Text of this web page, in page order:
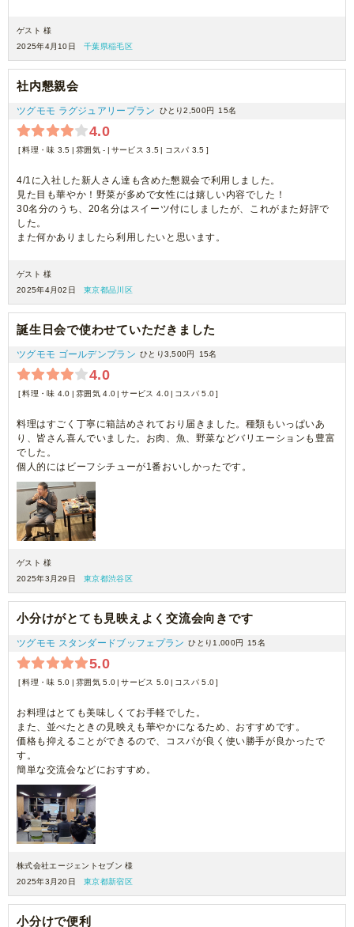
ゲスト 様
2025年4月10日
千葉県稲毛区
社内懇親会
ツグモモ ラグジュアリープラン ひとり2,500円 15名
4.0
料理・味 3.5 雰囲気 - サービス 3.5 コスパ 3.5
4/1に入社した新人さん達も含めた懇親会で利用しました。
見た目も華やか！野菜が多めで女性には嬉しい内容でした！
30名分のうち、20名分はスイーツ付にしましたが、これがまた好評で
した。
また何かありましたら利用したいと思います。
ゲスト 様
2025年4月02日
東京都品川区
誕生日会で使わせていただきました
ツグモモ ゴールデンプラン ひとり3,500円 15名
4.0
料理・味 4.0 雰囲気 4.0 サービス 4.0 コスパ 5.0
料理はすごく丁寧に箱詰めされており届きました。種類もいっぱいあ
り、皆さん喜んでいました。お肉、魚、野菜などバリエーションも豊富
でした。
個人的にはビーフシチューが1番おいしかったです。
ゲスト 様
2025年3月29日
東京都渋谷区
小分けがとても見映えよく交流会向きです
ツグモモ スタンダードブッフェプラン ひとり1,000円 15名
5.0
料理・味 5.0 雰囲気 5.0 サービス 5.0 コスパ 5.0
お料理はとても美味しくてお手軽でした。
また、並べたときの見映えも華やかになるため、おすすめです。
価格も抑えることができるので、コスパが良く使い勝手が良かったで
す。
簡単な交流会などにおすすめ。
株式会社エージェントセブン 様
2025年3月20日
東京都新宿区
小分けで便利